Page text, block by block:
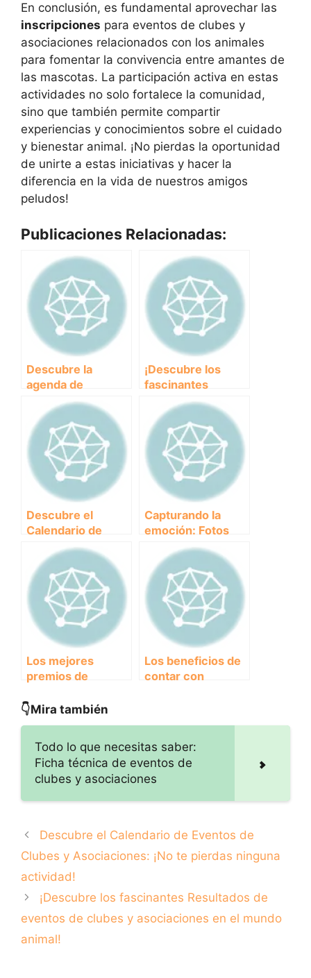
En conclusión, es fundamental aprovechar las
inscripciones para eventos de clubes y
asociaciones relacionados con los animales
para fomentar la convivencia entre amantes de
las mascotas. La participación activa en estas
actividades no solo fortalece la comunidad,
sino que también permite compartir
experiencias y conocimientos sobre el cuidado
y bienestar animal. ¡No pierdas la oportunidad
de unirte a estas iniciativas y hacer la
diferencia en la vida de nuestros amigos
peludos!
Publicaciones Relacionadas:
Descubre la
agenda de
eventos de los
clubes y
asociaciones
próximos
¡Descubre los
fascinantes
Resultados de
eventos de clubes
y asociaciones en
el mundo animal!
Descubre el
Calendario de
Eventos de Clubes
y Asociaciones:
¡No te pierdas
ninguna actividad!
Capturando la
emoción: Fotos
destacadas de
eventos en clubes
y asociaciones
Los mejores
premios de
organizados por
¡Descubre quiénes
se llevaron el
reconocimiento!
Los beneficios de
contar con
👇Mira también
Todo lo que necesitas saber:
Ficha técnica de eventos de
clubes y asociaciones
Descubre el Calendario de Eventos de
Clubes y Asociaciones: ¡No te pierdas ninguna
actividad!
¡Descubre los fascinantes Resultados de
eventos de clubes y asociaciones en el mundo
animal!